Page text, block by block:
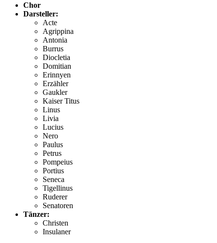
Chor
Darsteller:
Acte
Agrippina
Antonia
Burrus
Diocletia
Domitian
Erinnyen
Erzähler
Gaukler
Kaiser Titus
Linus
Livia
Lucius
Nero
Paulus
Petrus
Pompeius
Portius
Seneca
Tigellinus
Ruderer
Senatoren
Tänzer:
Christen
Insulaner